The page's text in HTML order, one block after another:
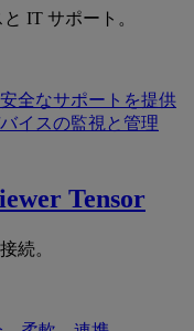
IT サポート。
全なサポートを提供
イスの監視と管理
Tensor
続。